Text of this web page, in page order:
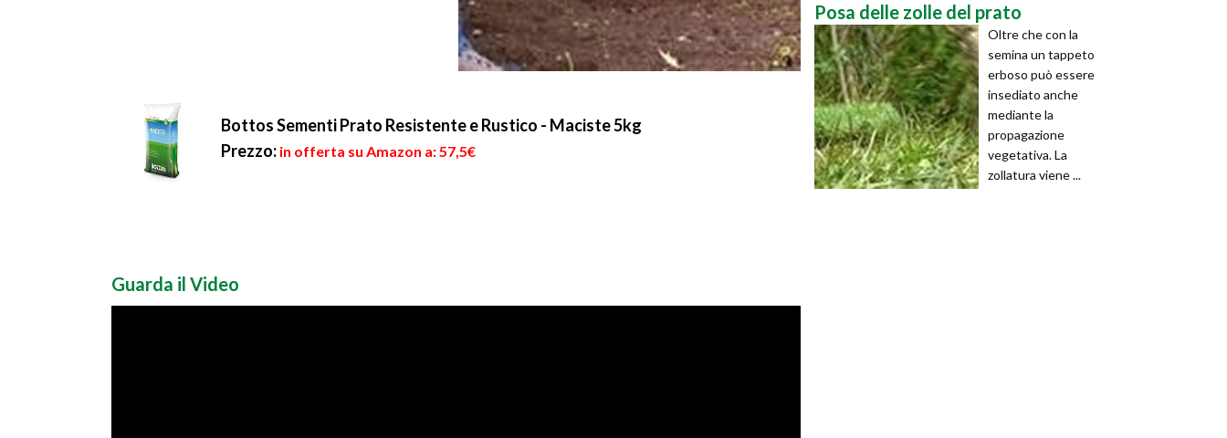
Bottos Sementi Prato Resistente e Rustico - Maciste 5kg
Prezzo: in offerta su Amazon a: 57,5€
Guarda il Video
Posa delle zolle del prato
Oltre che con la
semina un tappeto
erboso può essere
insediato anche
mediante la
propagazione
vegetativa. La
zollatura viene ...